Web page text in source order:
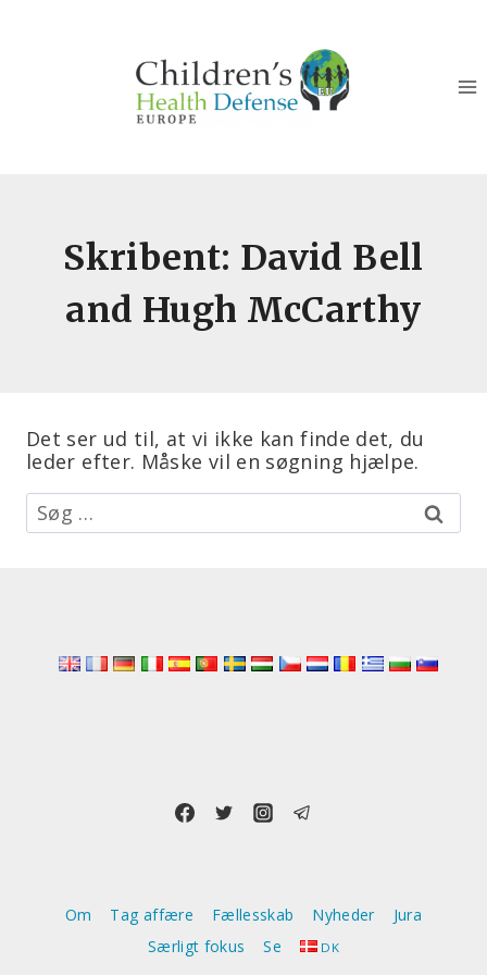
Skribent: David Bell
and Hugh McCarthy
Det ser ud til, at vi ikke kan finde det, du
leder efter. Måske vil en søgning hjælpe.
Søg
efter:
Om Tag affære Fællesskab Nyheder
Jura
Særligt fokus
Se DK